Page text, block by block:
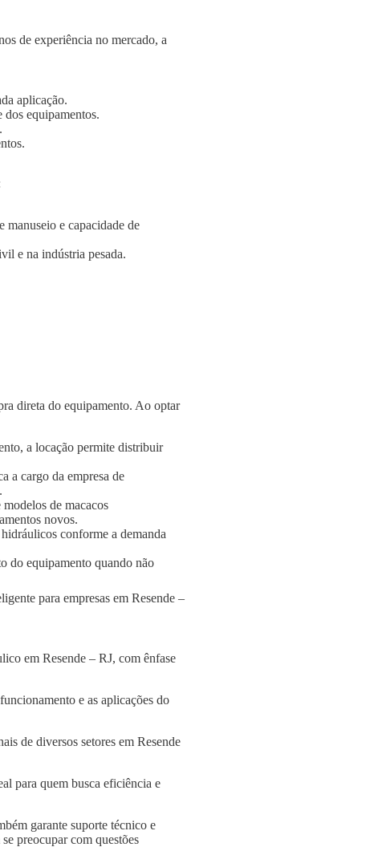
de experiência no mercado, a
aplicação.
equipamentos.
e capacidade de
e na indústria pesada.
direta do equipamento. Ao optar
a locação permite distribuir
a cargo da empresa de
de macacos
novos.
conforme a demanda
do equipamento quando não
para empresas em Resende –
em Resende – RJ, com ênfase
e as aplicações do
de diversos setores em Resende
para quem busca eficiência e
garante suporte técnico e
preocupar com questões